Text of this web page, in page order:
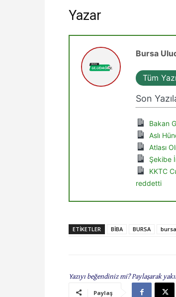
Yazar
Bursa
Tüm
Son
Bakan
Aslı
Atlası
Şekibe
KKTC
reddetti
ETIKETLER BİBA BURSA
Yazıyı beğendiniz mi? Paylaşarak
Paylaş